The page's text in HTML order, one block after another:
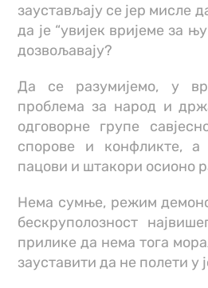
заустављају се јер мисле
да је “увијек вријеме за
дозвољавају?
Да се разумијемо, у
проблема за народ и
одговорне групе
спорове и конфликте, а
пацови и штакори осионо
Нема сумње, режим
бескруполозност
прилике да нема тога
зауставити да не полети у